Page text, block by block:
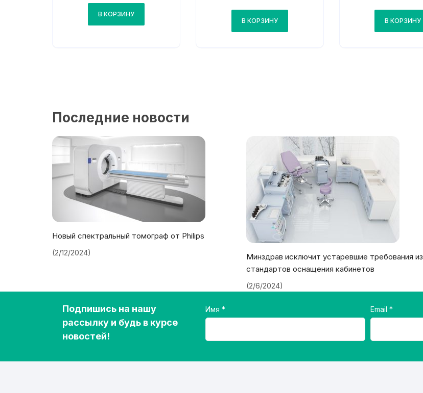
В КОРЗИНУ
В КОРЗИНУ В КОРЗИНУ
Последние новости
Новый спектральный томограф от Philips
(2/12/2024)
Минздрав исключит устаревшие требования из
стандартов оснащения кабинетов
(2/6/2024)
Подпишись на нашу
рассылку и будь в курсе
новостей!
Имя Email